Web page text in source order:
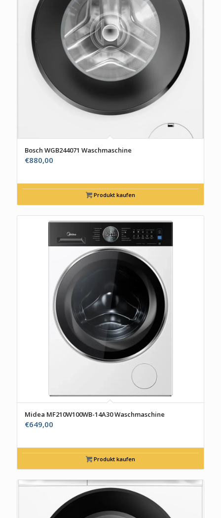
Bosch WGB244071 Waschmaschine
€880,00
Produkt kaufen
Midea MF210W100WB-14A30 Waschmaschine
€649,00
Produkt kaufen